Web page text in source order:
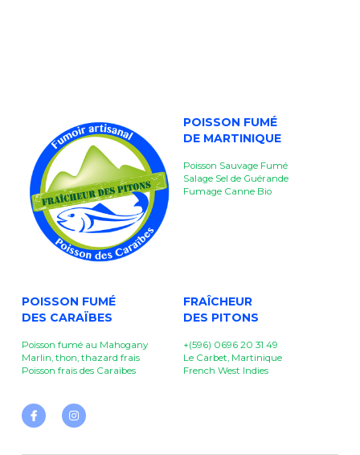
POISSON FUMÉ
DE MARTINIQUE
Poisson Sauvage Fumé
Salage Sel de Guérande
Fumage Canne Bio
POISSON FUMÉ
DES CARAÏBES
Poisson fumé au Mahogany
Marlin, thon, thazard frais
Poisson frais des Caraïbes
FRAÎCHEUR
DES PITONS
+(596) 0696 20 31 49
Le Carbet, Martinique
French West Indies